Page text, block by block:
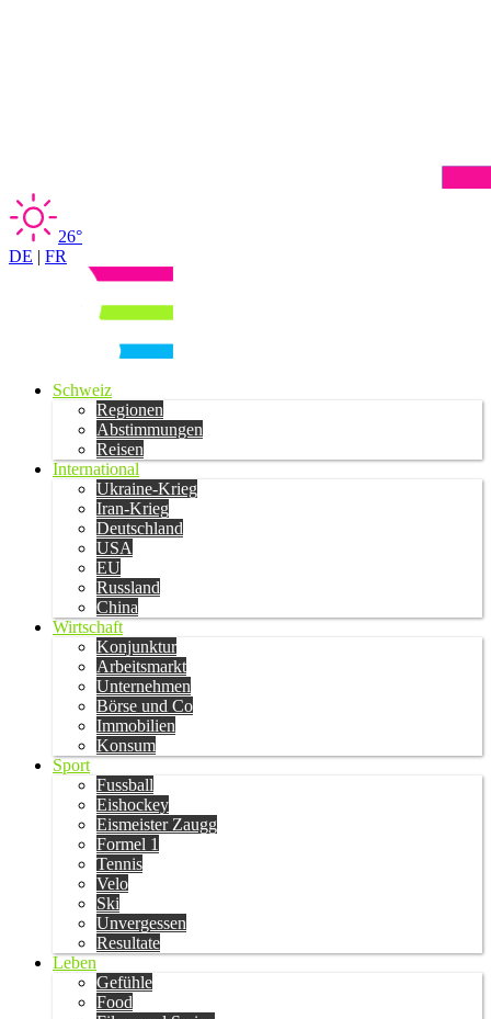
26°
DE | FR
Schweiz
Regionen
Abstimmungen
Reisen
International
Ukraine-Krieg
Iran-Krieg
Deutschland
USA
EU
Russland
China
Wirtschaft
Konjunktur
Arbeitsmarkt
Unternehmen
Börse und Co
Immobilien
Konsum
Sport
Fussball
Eishockey
Eismeister Zaugg
Formel 1
Tennis
Velo
Ski
Unvergessen
Resultate
Leben
Gefühle
Food